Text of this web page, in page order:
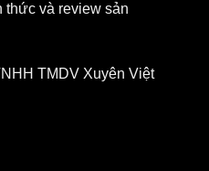
thức và review sản
TMDV Xuyên Việt